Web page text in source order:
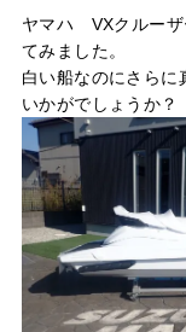
ヤマハ VXクルーザ
てみました。
白い船なのにさらに
いかがでしょうか？